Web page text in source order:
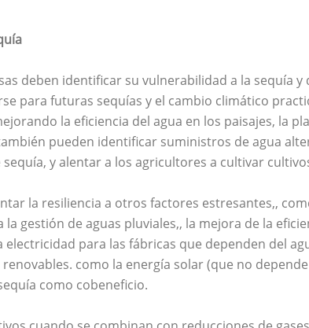
deben identificar su vulnerabilidad a la sequía
para futuras sequías y el cambio climático
la eficiencia del agua en los paisajes, la
pueden identificar suministros de agua
y alentar a los agricultores a cultivar
la resiliencia a otros factores estresantes,,
gestión de aguas pluviales,, la mejora de la
electricidad para las fábricas que dependen del
como la energía solar (que no
como cobeneficio.